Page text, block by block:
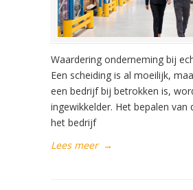
Waardering onderneming bij
Een scheiding is al moeilijk,
een bedrijf bij betrokken is,
ingewikkelder. Het bepalen van
het bedrijf
Lees meer →